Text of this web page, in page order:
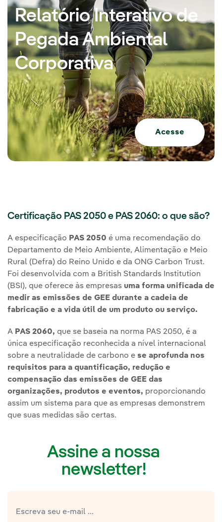
Relatório Interativo de
Pegada Ambiental
Corporativa
Acesse
Certificação PAS 2050 e PAS 2060: o que são?
A especificação PAS 2050 é uma recomendação do
Departamento de Meio Ambiente, Alimentação e Meio
Rural (Defra) do Reino Unido e da ONG Carbon Trust.
Foi desenvolvida com a British Standards Institution
(BSI), que oferece às empresas uma forma unificada de
medir as emissões de GEE durante a cadeia de
fabricação e a vida útil de um produto ou serviço.
A PAS 2060, que se baseia na norma PAS 2050, é a
única especificação reconhecida a nível internacional
sobre a neutralidade de carbono e se aprofunda nos
requisitos para a quantificação, redução e
compensação das emissões de GEE das
organizações, produtos e eventos, proporcionando
assim um sistema para que as empresas demonstrem
que suas medidas são certas.
Assine a nossa
newsletter!